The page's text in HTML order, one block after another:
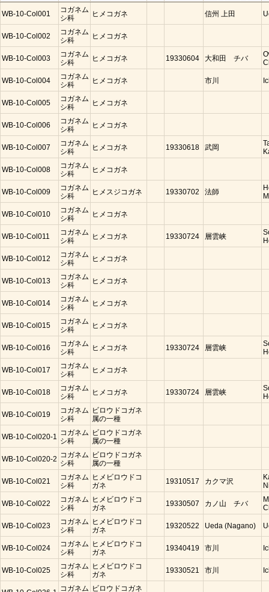
WB-10-Col001
コガネム
シ科
ヒメコガネ 信州 上田
WB-10-Col002
コガネム
シ科
ヒメコガネ
WB-10-Col003
コガネム
シ科
ヒメコガネ 19330604 大和田 チバ
WB-10-Col004
コガネム
シ科
ヒメコガネ 市川
WB-10-Col005
コガネム
シ科
ヒメコガネ
WB-10-Col006
コガネム
シ科
ヒメコガネ
WB-10-Col007
コガネム
シ科
ヒメコガネ 19330618 武岡
WB-10-Col008
コガネム
シ科
ヒメコガネ
WB-10-Col009
コガネム
シ科
ヒメスジコガネ 19330702 法師
WB-10-Col010
コガネム
シ科
ヒメコガネ
WB-10-Col011
コガネム
シ科
ヒメコガネ 19330724 層雲峡
WB-10-Col012
コガネム
シ科
ヒメコガネ
WB-10-Col013
コガネム
シ科
ヒメコガネ
WB-10-Col014
コガネム
シ科
ヒメコガネ
WB-10-Col015
コガネム
シ科
ヒメコガネ
WB-10-Col016
コガネム
シ科
ヒメコガネ 19330724 層雲峡
WB-10-Col017
コガネム
シ科
ヒメコガネ
WB-10-Col018
コガネム
シ科
ヒメコガネ 19330724 層雲峡
WB-10-Col019
コガネム
シ科
ビロウドコガネ
属の一種
WB-10-Col020-1 コガネム
シ科
ビロウドコガネ
属の一種
WB-10-Col020-2 コガネム
シ科
ビロウドコガネ
属の一種
WB-10-Col021
コガネム
シ科
ヒメビロウドコ
ガネ
19310517 カクマ沢
WB-10-Col022
コガネム
シ科
ヒメビロウドコ
ガネ
19330507 カノ山 チバ
WB-10-Col023
コガネム
シ科
ヒメビロウドコ
ガネ
19320522 Ueda (Nagano)
WB-10-Col024
コガネム
シ科
ヒメビロウドコ
ガネ
19340419 市川
WB-10-Col025
コガネム
シ科
ヒメビロウドコ
ガネ
19330521 市川
コガネム ビロウドコガネ